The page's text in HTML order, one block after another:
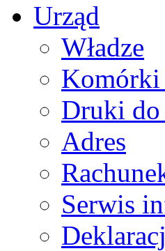
Urząd
Władze
Komórki
Druki do
Adres
Serwis